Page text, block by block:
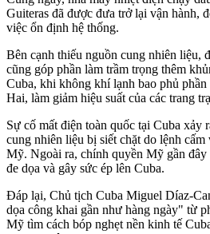
Guiteras đã được đưa trở lại vận hành,
việc ổn định hệ thống.
Bên cạnh thiếu nguồn cung nhiên liệu,
cũng góp phần làm trầm trọng thêm
Cuba, khi không khí lạnh bao phủ
Hai, làm giảm hiệu suất của các trang
Sự cố mất điện toàn quốc tại Cuba xảy
cung nhiên liệu bị siết chặt do lệnh cấm
Mỹ. Ngoài ra, chính quyền Mỹ gần đây
đe dọa và gây sức ép lên Cuba.
Đáp lại, Chủ tịch Cuba Miguel Díaz-
dọa công khai gần như hàng ngày" từ
Mỹ tìm cách bóp nghẹt nền kinh tế